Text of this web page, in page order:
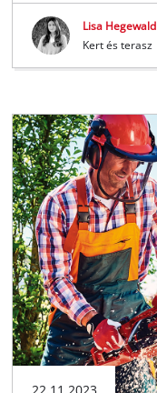
Lisa Hegewald
Kert és terasz
22.11.2023